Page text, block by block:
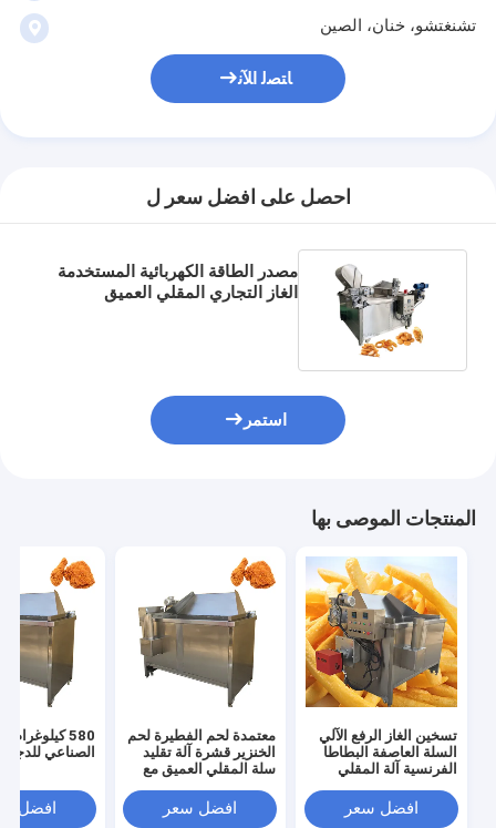
تشنغتشو، خنان، الصين
ﺎﺘﺼﻟ ﺍﻶﻧ
احصل على افضل سعر ل
مصدر الطاقة الكهربائية المستخدمة
الغاز التجاري المقلي العميق
استمر
المنتجات الموصى بها
تسخين الغاز الرفع الآلي
السلة العاصفة البطاطا
الفرنسية آلة المقلي
البلجيكيةافضل سعر
معتمدة لحم الفطيرة لحم
الخنزير قشرة آلة تقليد
سلة المقلي العميق مع
افضل سعر
580
الصناعي للدجاج
افضل